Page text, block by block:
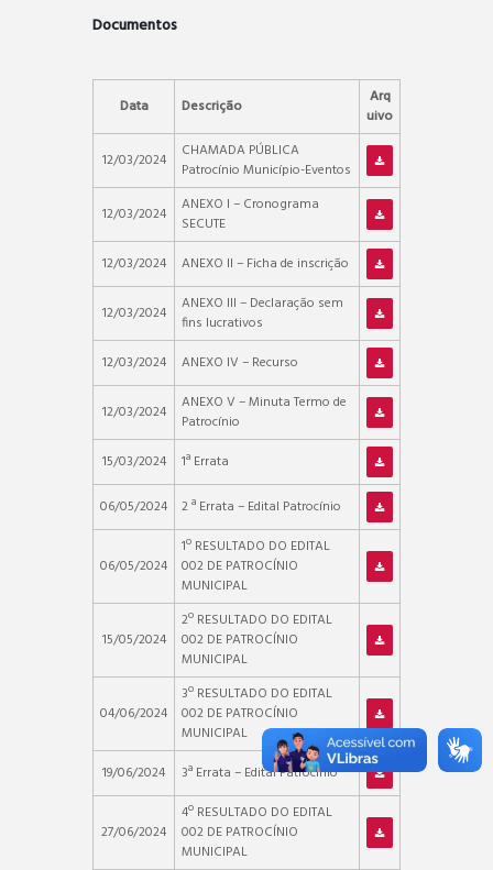
Documentos
Data Descrição
Arq
uivo
12/03/2024
CHAMADA PÚBLICA
Patrocínio Município-Eventos
12/03/2024
ANEXO I – Cronograma
SECUTE
12/03/2024
ANEXO II – Ficha de inscrição
12/03/2024
ANEXO III – Declaração sem
fins lucrativos
12/03/2024
ANEXO IV – Recurso
12/03/2024
ANEXO V – Minuta Termo de
Patrocínio
15/03/2024
1ª Errata
06/05/2024 2 ª Errata – Edital Patrocínio
06/05/2024
1º RESULTADO DO EDITAL
002 DE PATROCÍNIO
MUNICIPAL
15/05/2024
2º RESULTADO DO EDITAL
002 DE PATROCÍNIO
MUNICIPAL
04/06/2024
3º RESULTADO DO EDITAL
002 DE PATROCÍNIO
MUNICIPAL
19/06/2024
3ª Errata – Edital Patrocínio
27/06/2024
4º RESULTADO DO EDITAL
002 DE PATROCÍNIO
MUNICIPAL